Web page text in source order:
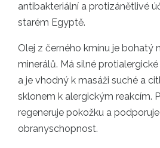
antibakteriální a protizánětlivé
starém Egyptě.
Olej z černého kmínu je bohatý
minerálů. Má silné
a je vhodný k masáži suché a
sklonem k alergickým reakcím.
regeneruje pokožku a
obranyschopnost.